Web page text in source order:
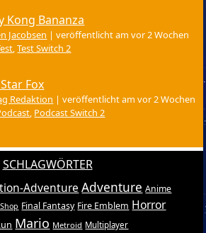
Kong Bananza
Jacobsen |veröffentlicht am vor 2 Wochen
,Test Switch 2
Fox
Redaktion |veröffentlicht am vor 2 Wochen
, Podcast Switch 2
SCHLAGWÖRTER
Adventure Adventure Anime
Final Fantasy Fire Emblem Horror
Mario Metroid Multiplayer